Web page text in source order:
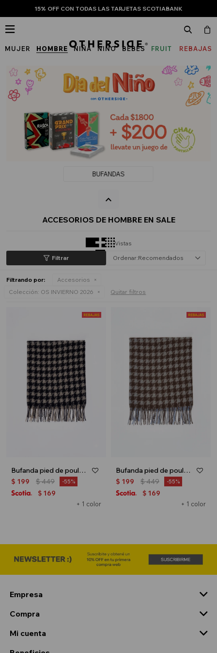
15% OFF CON TODAS LAS TARJETAS SCOTIABANK
MUJER HOMBRE NIÑA NIÑO BEBÉS
FRUIT
THE
LOOM
REBAJAS

BUFANDAS
ACCESORIOS DE HOMBRE EN SALE
Vistas
Recomendados
Filtrando por:
Accesorios
Colección: OS INVIERNO 2026 Quitar filtros
Bufanda pied de poule - Gris
+ 1 color
$ 199 $449 55
$ 169
Bufanda pied de poule - Verde
+ 1 color
$ 199 $449 55
$ 169
Empresa
Compra
Mi cuenta